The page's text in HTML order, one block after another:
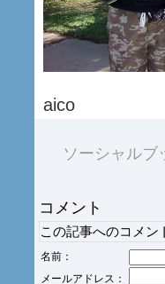
aico
ソーシャルブ
コメント
この記事へのコメン
名前：
メールアドレス：